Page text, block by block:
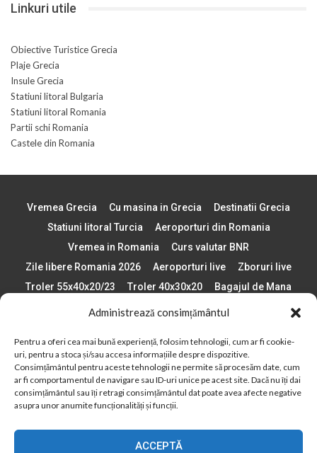
Administrează consimțământul
Pentru a oferi cea mai bună experiență, folosim tehnologii, cum ar fi cookie-
uri, pentru a stoca și/sau accesa informațiile despre dispozitive.
Consimțământul pentru aceste tehnologii ne permite să procesăm date, cum
ar fi comportamentul de navigare sau ID-uri unice pe acest site. Dacă nu îți dai
consimțământul sau îți retragi consimțământul dat poate avea afecte negative
asupra unor anumite funcționalități și funcții.
ACCEPTĂ
Linkuri utile
Obiective Turistice Grecia
Plaje Grecia
Insule Grecia
Statiuni litoral Bulgaria
Statiuni litoral Romania
Partii schi Romania
Castele din Romania
Vremea Grecia Cu masina in Grecia
Destinatii Grecia
Statiuni litoral Turcia
Aeroporturi din Romania
Vremea in Romania
Curs valutar BNR
Zile libere Romania 2026
Aeroporturi live
Zboruri live
Troler 55x40x20/23
Troler 40x30x20
Bagajul de Mana
Paste 2026
Cele mai bune telefoane
Plaje din Europa
Concerte Romania 2025
Asigurare de calatorie
Când se schimba ora în 2026
Calendar Formula 1 sezon 2026
Boarding Pass
Despre AirlinesTravel.ro
Politică cookie-uri (UE)
Cookie Policy (AU)
Politică cookie-uri (ZA)